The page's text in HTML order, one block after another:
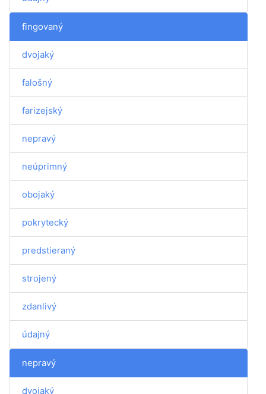
fingovaný
dvojaký
falošný
farizejský
nepravý
neúprimný
obojaký
pokrytecký
predstieraný
strojený
zdanlivý
údajný
nepravý
dvojaký